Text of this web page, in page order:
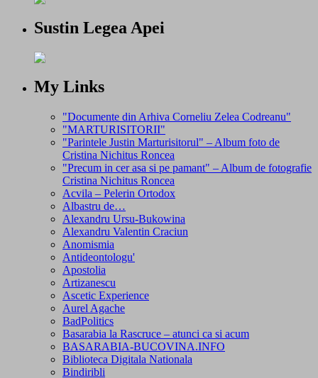
Sustin Legea Apei
My Links
"Documente din Arhiva Corneliu Zelea Codreanu"
"MARTURISITORII"
"Parintele Justin Marturisitorul" – Album foto de
Cristina Nichitus Roncea
"Precum in cer asa si pe pamant" – Album de fotografie
Cristina Nichitus Roncea
Acvila – Pelerin Ortodox
Albastru de…
Alexandru Ursu-Bukowina
Alexandru Valentin Craciun
Anomismia
Antideontologu'
Apostolia
Artizanescu
Ascetic Experience
Aurel Agache
BadPolitics
Basarabia la Rascruce – atunci ca si acum
BASARABIA-BUCOVINA.INFO
Biblioteca Digitala Nationala
Bindiribli